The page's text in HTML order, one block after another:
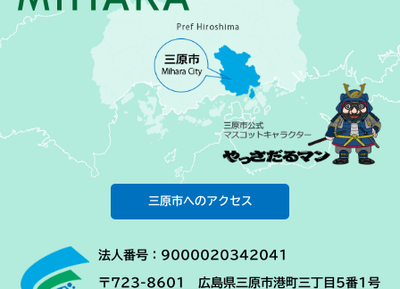
三原市へのアクセス
法人番号：9000020342041
〒723-8601 広島県三原市港町三丁目5番1号